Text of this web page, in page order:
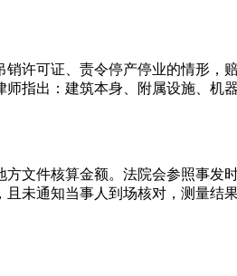
许可证、责令停产停业的情形，
指出：建筑本身、附属设施、机
文件核算金额。法院会参照事发
未通知当事人到场核对，测量结